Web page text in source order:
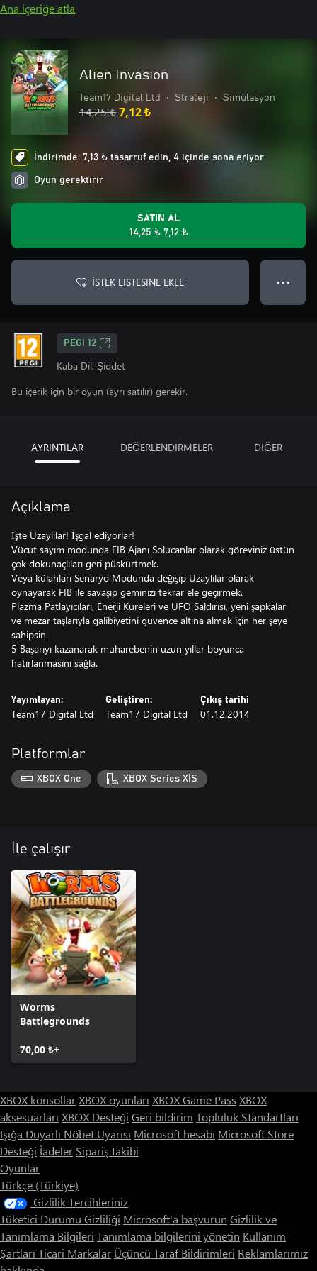
Ana içeriğe atla
Alien Invasion
Team17 Digital Ltd • Strateji • Simülasyon
14,25 ₺7,12 ₺
İndirimde: 7,13 ₺ tasarruf edin, 4 içinde sona eriyor
Oyun gerektirir
SATIN AL
14,25 ₺ 7,12 ₺
İSTEK LISTESINE EKLE ● ● ●
PEGI 12
Kaba Dil, Şiddet
Bu içerik için bir oyun (ayrı satılır) gerekir.
AYRINTILAR DEĞERLENDİRMELER DİĞER
Açıklama
İşte Uzaylılar! İşgal ediyorlar!
Vücut sayım modunda FIB Ajanı Solucanlar olarak göreviniz üstün
çok dokunaçlıları geri püskürtmek.
Veya külahları Senaryo Modunda değişip Uzaylılar olarak
oynayarak FIB ile savaşıp geminizi tekrar ele geçirmek.
Plazma Patlayıcıları, Enerji Küreleri ve UFO Saldırısı, yeni şapkalar
ve mezar taşlarıyla galibiyetini güvence altına almak için her şeye
sahipsin.
5 Başarıyı kazanarak muharebenin uzun yıllar boyunca
hatırlanmasını sağla.
Yayımlayan:
Team17 Digital Ltd
Geliştiren:
Team17 Digital Ltd
Çıkış tarihi
01.12.2014
Platformlar
XBOX One XBOX Series X|S
İle çalışır
Worms
Battlegrounds
70,00 ₺+
XBOX konsollarXBOX oyunları XBOX Game Pass XBOX
aksesuarları XBOX Desteği Geri bildirim Topluluk Standartları
Işığa Duyarlı Nöbet Uyarısı Microsoft hesabı Microsoft Store
Desteği İadeler Sipariş takibi
Oyunlar
Türkçe (Türkiye)
Gizlilik Tercihleriniz
Tüketici Durumu Gizliliği Microsoft'a başvurun Gizlilik ve
Tanımlama Bilgileri Tanımlama bilgilerini yönetin Kullanım
Şartları Ticari Markalar Üçüncü Taraf Bildirimleri Reklamlarımız